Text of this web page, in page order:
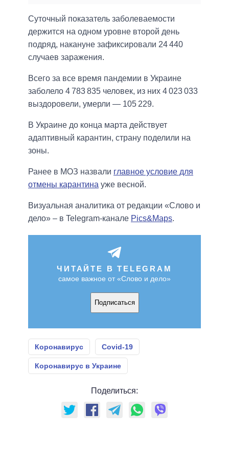
Суточный показатель заболеваемости
держится на одном уровне второй день
подряд, накануне зафиксировали 24 440
случаев заражения.
Всего за все время пандемии в Украине
заболело 4 783 835 человек, из них 4 023 033
выздоровели, умерли — 105 229.
В Украине до конца марта действует
адаптивный карантин, страну поделили на
зоны.
Ранее в МОЗ назвали главное условие для
отмены карантина уже весной.
Визуальная аналитика от редакции «Слово и
дело» – в Telegram-канале Pics&Maps.
ЧИТАЙТЕ В TELEGRAM
самое важное от «Слово и дело»
Подписаться
Коронавирус Covid-19
Коронавирус в Украине
Поделиться: